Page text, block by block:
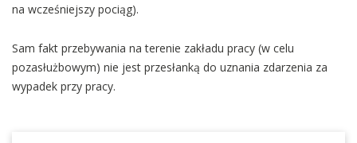
na wcześniejszy pociąg).
Sam fakt przebywania na terenie zakładu pracy (w celu
pozasłużbowym) nie jest przesłanką do uznania zdarzenia za
wypadek przy pracy.